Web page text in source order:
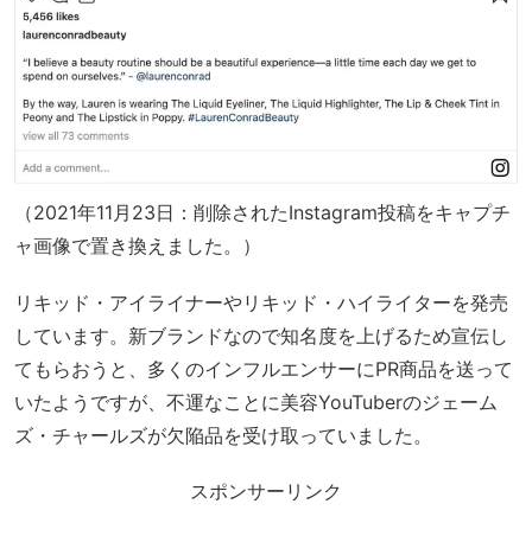
（2021年11月23日：削除されたInstagram投稿をキャプチ
ャ画像で置き換えました。）
リキッド・アイライナーやリキッド・ハイライターを発売
しています。新ブランドなので知名度を上げるため宣伝し
てもらおうと、多くのインフルエンサーにPR商品を送って
いたようですが、不運なことに美容YouTuberのジェーム
ズ・チャールズが欠陥品を受け取っていました。
スポンサーリンク